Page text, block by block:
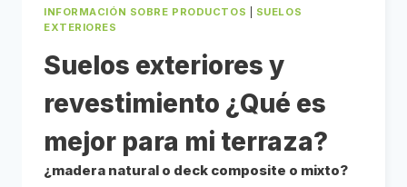
CONSTRUCCIÓN
A
UN
ARTE
INFORMACIÓN SOBRE PRODUCTOS
SUELOS
EXTERIORES
Suelos exteriores y
revestimiento ¿Qué es
mejor para mi terraza?
¿madera natural o deck composite o mixto?